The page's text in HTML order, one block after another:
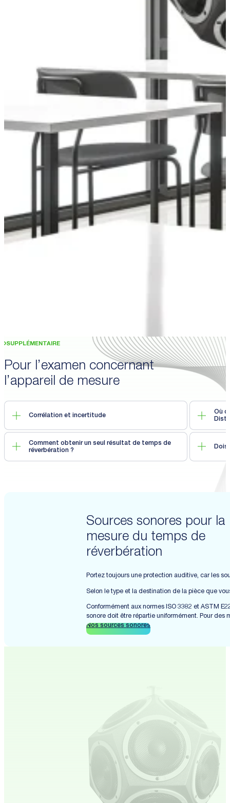
Pour l’examen concernant
l’appareil de mesure
SUPPLÉMENTAIRE
Corrélation et incertitude
Où
Comment obtenir un seul résultat de temps de
réverbération ?
Sources sonores pour la
mesure du temps de
réverbération
Portez toujours une protection auditive, car les
Selon le type et la destination de la pièce que
Conformément aux normes ISO 3382 et ASTM
sonore doit être répartie uniformément. Pour
Nos sources sonores